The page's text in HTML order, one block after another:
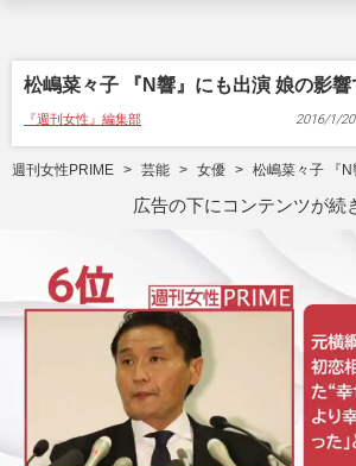
松嶋菜々子 『N響』にも出演 娘の影
『週刊女性』編集部 2016/1/20
週刊女性PRIME 芸能 女優 松嶋菜々子 『
広告の下にコンテンツが続